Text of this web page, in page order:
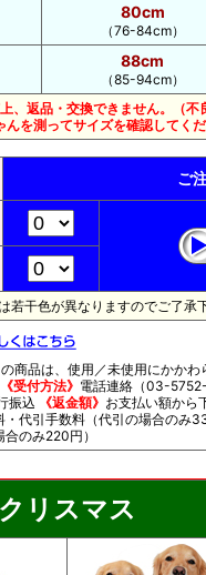
80cm
（76-84cm）
88cm
（85-94cm）
、返品・交換できません。（不
んを測ってサイズを確認してく
ご
若干色が異なりますのでご了承
商品は、使用／未使用にかかわ
《受付方法》 電話連絡（03-
振込 《返金額》 お支払い額から
代引手数料（代引の場合のみ
のみ220円）
クリスマス